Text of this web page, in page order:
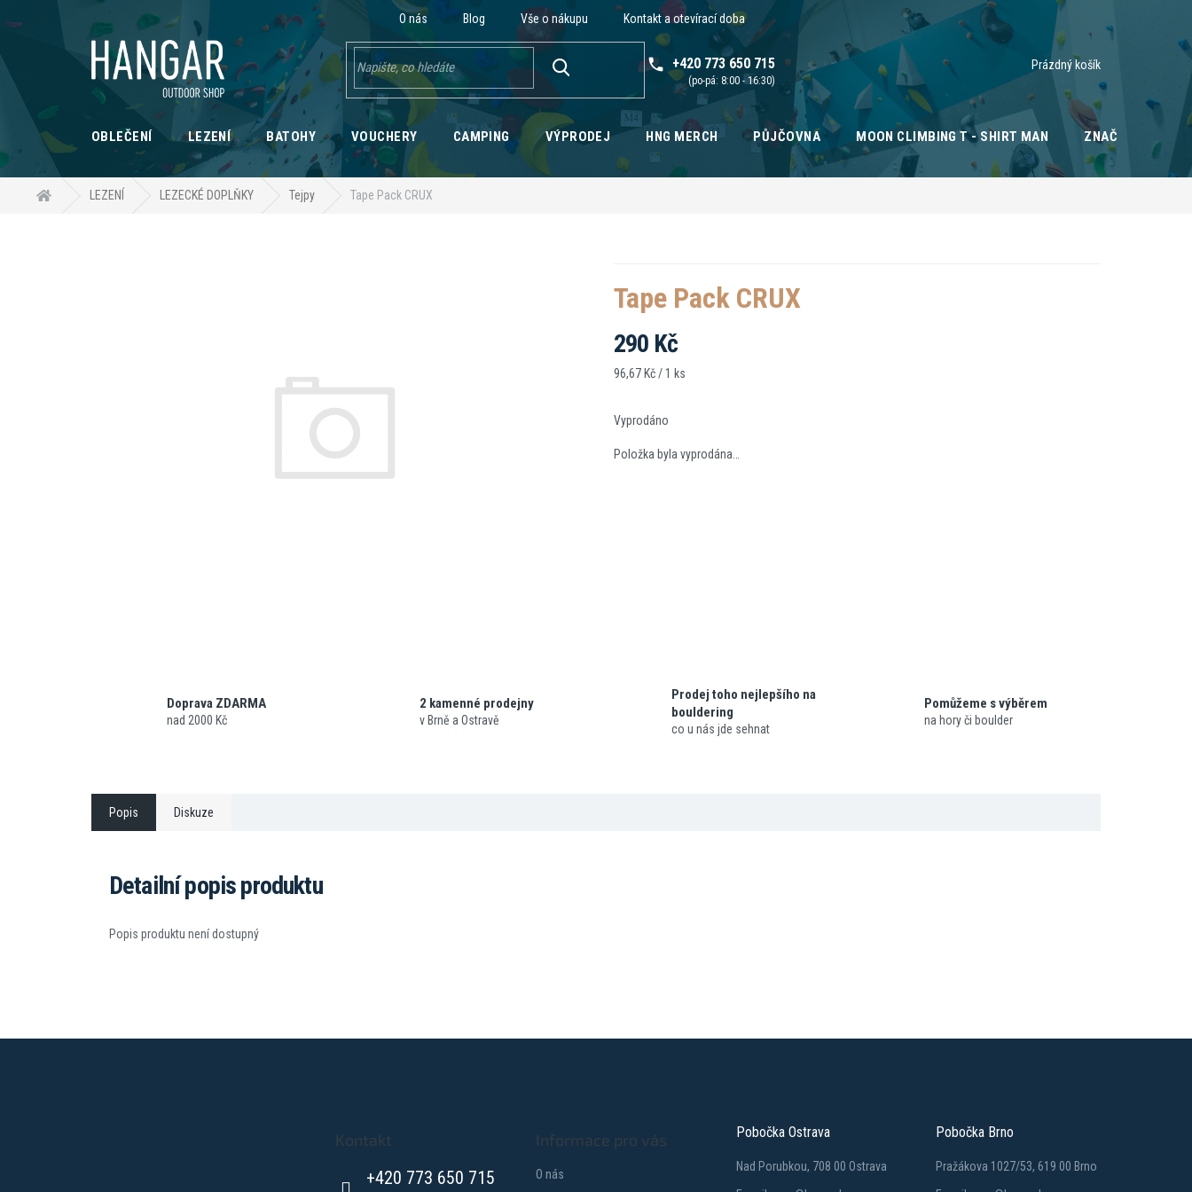
na
O nás Blog Vše o nákupu Kontakt a otevírací doba
+420 773 650 715
Nákupní
Prázdný košík
OBLEČENÍ LEZENÍ BATOHY VOUCHERY CAMPING VÝPRODEJ HNG MERCH PŮJČOVNA MOON CLIMBING T - SHIRT MAN ZNAČKY
Domů LEZENÍ LEZECKÉ DOPLŇKY Tejpy Tape Pack CRUX
Tape Pack CRUX
290 Kč
Měrná
96,67 Kč / 1 ks
Vyprodáno
Položka byla vyprodána…
Doprava ZDARMA
nad 2000 Kč
2 kamenné prodejny
v Brně a Ostravě
Prodej toho nejlepšího na
bouldering
co u nás jde sehnat
Pomůžeme s výběrem
na hory či boulder
Popis Diskuze
Detailní popis produktu
Popis produktu není dostupný
Kontakt
+420 773 650 715
Informace pro vás
O nás
Pobočka Ostrava
Nad Porubkou, 708 00 Ostrava
Pobočka Brno
Pražákova 1027/53, 619 00 Brno